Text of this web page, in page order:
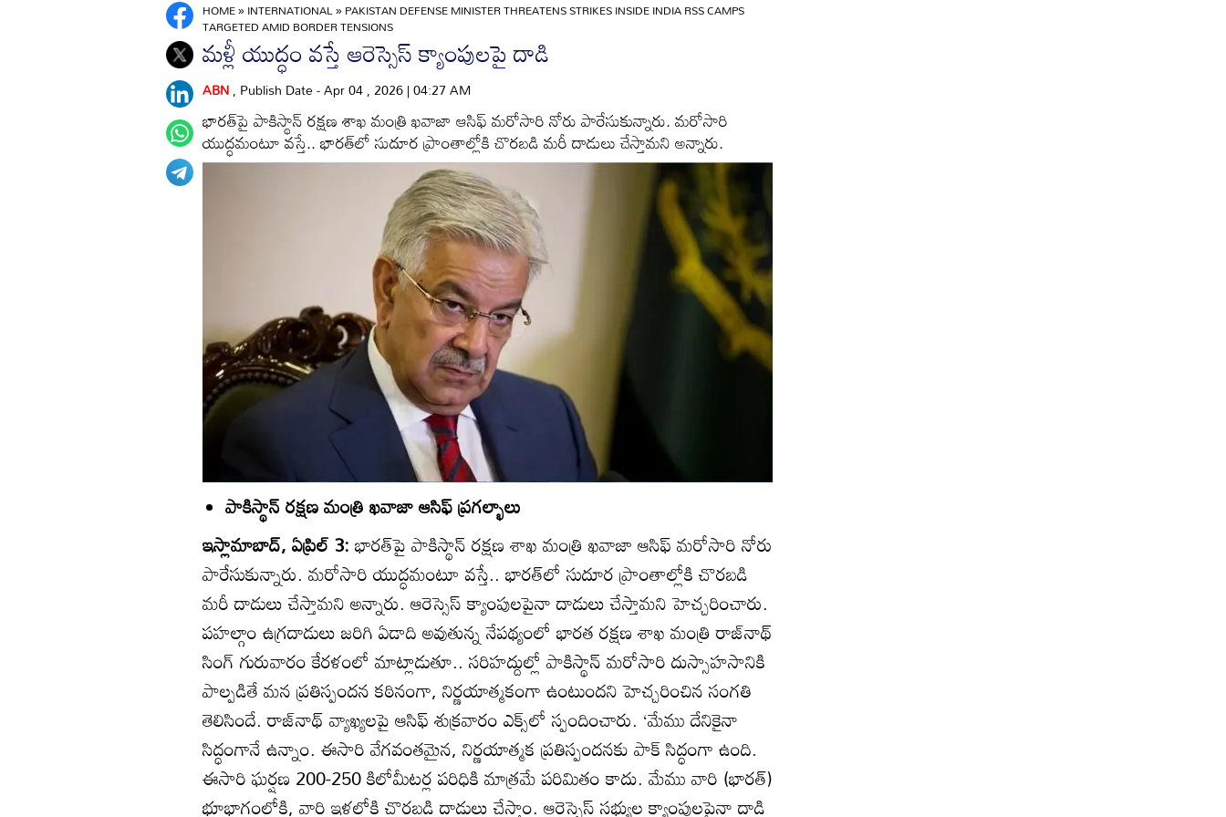
HOME»INTERNATIONAL»PAKISTAN DEFENSE MINISTER THREATENS STRIKES INSIDE INDIA RSS CAMPS
TARGETED AMID BORDER TENSIONS
మళ్లీ యుద్ధం వస్తే ఆరెస్సెస్‌ క్యాంపులపై దాడి
ABN, Publish Date - Apr 04 , 2026 | 04:27 AM
భారత్‌పై పాకిస్థాన్‌ రక్షణ శాఖ మంత్రి ఖవాజా ఆసిఫ్‌ మరోసారి నోరు పారేసుకున్నారు. మరోసారి
యుద్ధమంటూ వస్తే.. భారత్‌లో సుదూర ప్రాంతాల్లోకి చొరబడి మరీ దాడులు చేస్తామని అన్నారు.
పాకిస్థాన్‌ రక్షణ మంత్రి ఖవాజా ఆసిఫ్‌ ప్రగల్భాలు
ఇస్లామాబాద్‌, ఏప్రిల్‌ 3:భారత్‌పై పాకిస్థాన్‌ రక్షణ శాఖ మంత్రి ఖవాజా ఆసిఫ్‌ మరోసారి నోరు
పారేసుకున్నారు. మరోసారి యుద్ధమంటూ వస్తే.. భారత్‌లో సుదూర ప్రాంతాల్లోకి చొరబడి
మరీ దాడులు చేస్తామని అన్నారు. ఆరెస్సెస్‌ క్యాంపులపైనా దాడులు చేస్తామని హెచ్చరించారు.
పహల్గాం ఉగ్రదాడులు జరిగి ఏడాది అవుతున్న నేపథ్యంలో భారత రక్షణ శాఖ మంత్రి రాజ్‌నాథ్‌
సింగ్‌ గురువారం కేరళంలో మాట్లాడుతూ.. సరిహద్దుల్లో పాకిస్థాన్‌ మరోసారి దుస్సాహసానికి
పాల్పడితే మన ప్రతిస్పందన కఠినంగా, నిర్ణయాత్మకంగా ఉంటుందని హెచ్చరించిన సంగతి
తెలిసిందే. రాజ్‌నాథ్‌ వ్యాఖ్యలపై ఆసిఫ్‌ శుక్రవారం ఎక్స్‌లో స్పందించారు. ‘మేము దేనికైనా
సిద్ధంగానే ఉన్నాం. ఈసారి వేగవంతమైన, నిర్ణయాత్మక ప్రతిస్పందనకు పాక్‌ సిద్ధంగా ఉంది.
ఈసారి ఘర్షణ 200-250 కిలోమీటర్ల పరిధికి మాత్రమే పరిమితం కాదు. మేము వారి (భారత్‌)
భూభాగంలోకి, వారి ఇళ్లలోకి చొరబడి దాడులు చేస్తాం. ఆరెస్సెస్‌ సభ్యుల క్యాంపులపైనా దాడి